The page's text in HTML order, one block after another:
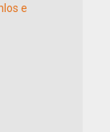
e